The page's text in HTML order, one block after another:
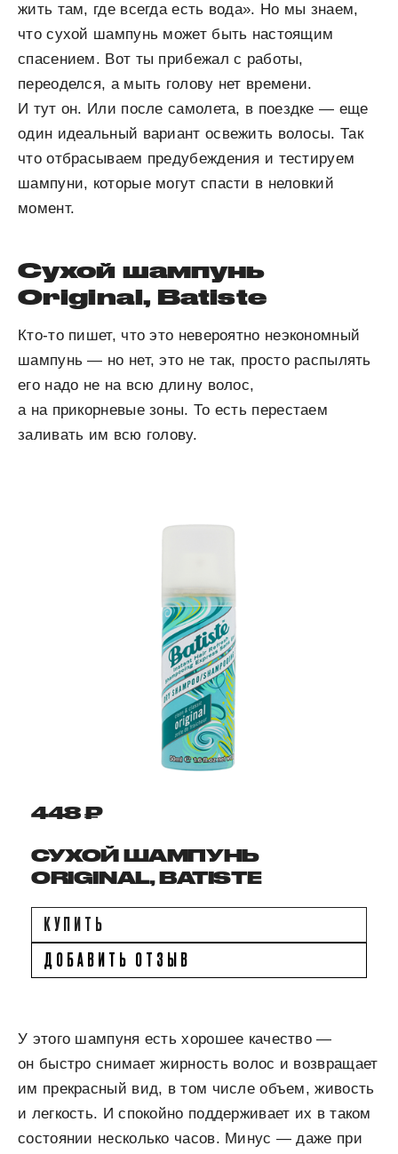
жить там, где всегда есть вода». Но мы знаем,
что сухой шампунь может быть настоящим
спасением. Вот ты прибежал с работы,
переоделся, а мыть голову нет времени.
И тут он. Или после самолета, в поездке — еще
один идеальный вариант освежить волосы. Так
что отбрасываем предубеждения и тестируем
шампуни, которые могут спасти в неловкий
момент.
Сухой шампунь
Original, Batiste
Кто-то пишет, что это невероятно неэкономный
шампунь — но нет, это не так, просто распылять
его надо не на всю длину волос,
а на прикорневые зоны. То есть перестаем
заливать им всю голову.
448 ₽
СУХОЙ ШАМПУНЬ
ORIGINAL, BATISTE
КУПИТЬ
ДОБАВИТЬ ОТЗЫВ
У этого шампуня есть хорошее качество —
он быстро снимает жирность волос и возвращает
им прекрасный вид, в том числе объем, живость
и легкость. И спокойно поддерживает их в таком
состоянии несколько часов. Минус — даже при